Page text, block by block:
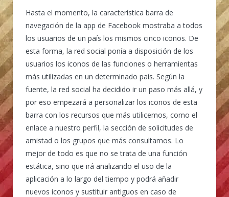
Hasta el momento, la característica barra de
navegación de la app de Facebook mostraba a todos
los usuarios de un país los mismos cinco iconos. De
esta forma, la red social ponía a disposición de los
usuarios los iconos de las funciones o herramientas
más utilizadas en un determinado país. Según la
fuente, la red social ha decidido ir un paso más allá, y
por eso empezará a personalizar los iconos de esta
barra con los recursos que más utilicemos, como el
enlace a nuestro perfil, la sección de solicitudes de
amistad o los grupos que más consultamos. Lo
mejor de todo es que no se trata de una función
estática, sino que irá analizando el uso de la
aplicación a lo largo del tiempo y podrá añadir
nuevos iconos y sustituir antiguos en caso de